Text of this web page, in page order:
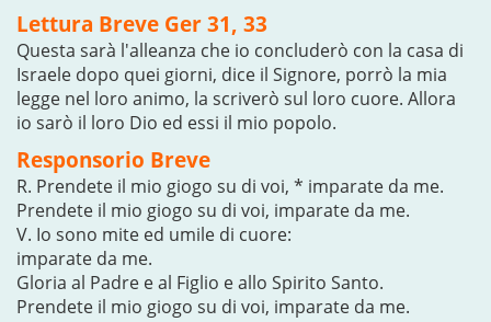
Lettura Breve Ger 31, 33
Questa sarà l'alleanza che io concluderò con la casa di
Israele dopo quei giorni, dice il Signore, porrò la mia
legge nel loro animo, la scriverò sul loro cuore. Allora
io sarò il loro Dio ed essi il mio popolo.
Responsorio Breve
R. Prendete il mio giogo su di voi, * imparate da me.
Prendete il mio giogo su di voi, imparate da me.
V. Io sono mite ed umile di cuore:
imparate da me.
Gloria al Padre e al Figlio e allo Spirito Santo.
Prendete il mio giogo su di voi, imparate da me.